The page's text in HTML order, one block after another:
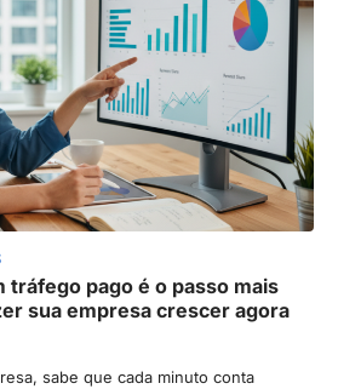
tráfego pago é o passo mais
sua empresa crescer agora
sabe que cada minuto conta